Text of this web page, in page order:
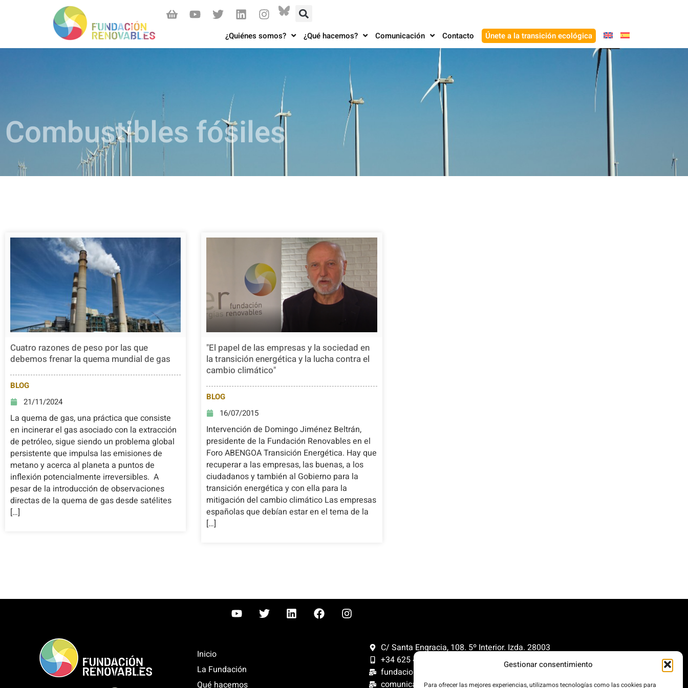
Gestionar consentimiento
Para ofrecer las mejores experiencias, utilizamos tecnologías como las cookies para
¿Quiénes somos? ¿Qué hacemos? Comunicación Contacto Únete a la transición ecológica
Combustibles fósiles
Cuatro razones de peso por las que
debemos frenar la quema mundial de gas
BLOG
21/11/2024
La quema de gas, una práctica que consiste
en incinerar el gas asociado con la extracción
de petróleo, sigue siendo un problema global
persistente que impulsa las emisiones de
metano y acerca al planeta a puntos de
inflexión potencialmente irreversibles. A
pesar de la introducción de observaciones
directas de la quema de gas desde satélites
[…]
"El papel de las empresas y la sociedad en
la transición energética y la lucha contra el
cambio climático"
BLOG
16/07/2015
Intervención de Domingo Jiménez Beltrán,
presidente de la Fundación Renovables en el
Foro ABENGOA Transición Energética. Hay que
recuperar a las empresas, las buenas, a los
ciudadanos y también al Gobierno para la
transición energética y con ella para la
mitigación del cambio climático Las empresas
españolas que debían estar en el tema de la
[…]
Inicio
La Fundación
Qué hacemos
C/ Santa Engracia, 108. 5º Interior. Izda. 28003
+34 625 47 42 11
fundacion@fundacionrenovables.org
comunicacion@fundacionrenovables.org